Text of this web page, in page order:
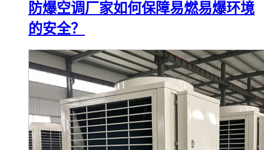
防爆空调厂家如何保障易燃易爆环境
的安全？